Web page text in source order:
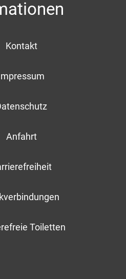
Kontakt
Anfahrt
Toiletten